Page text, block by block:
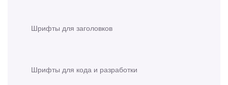
Шрифты для заголовков
Шрифты для кода и разработки